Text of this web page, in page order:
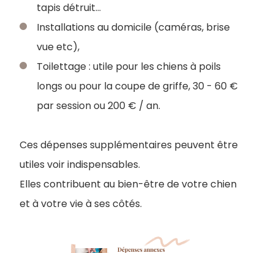
tapis détruit...
Installations au domicile (caméras, brise
vue etc),
Toilettage : utile pour les chiens à poils
longs ou pour la coupe de griffe, 30 - 60 €
par session ou 200 € / an.
Ces dépenses supplémentaires peuvent être
utiles voir indispensables.
Elles contribuent au bien-être de votre chien
et à votre vie à ses côtés.